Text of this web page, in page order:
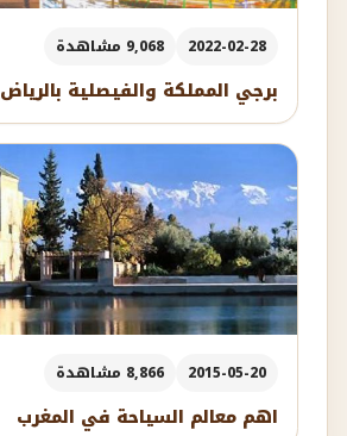
2022-02-28 9,068 مشاهدة
برجي المملكة والفيصلية بالرياض
2015-05-20 8,866 مشاهدة
اهم معالم السياحة في المغرب